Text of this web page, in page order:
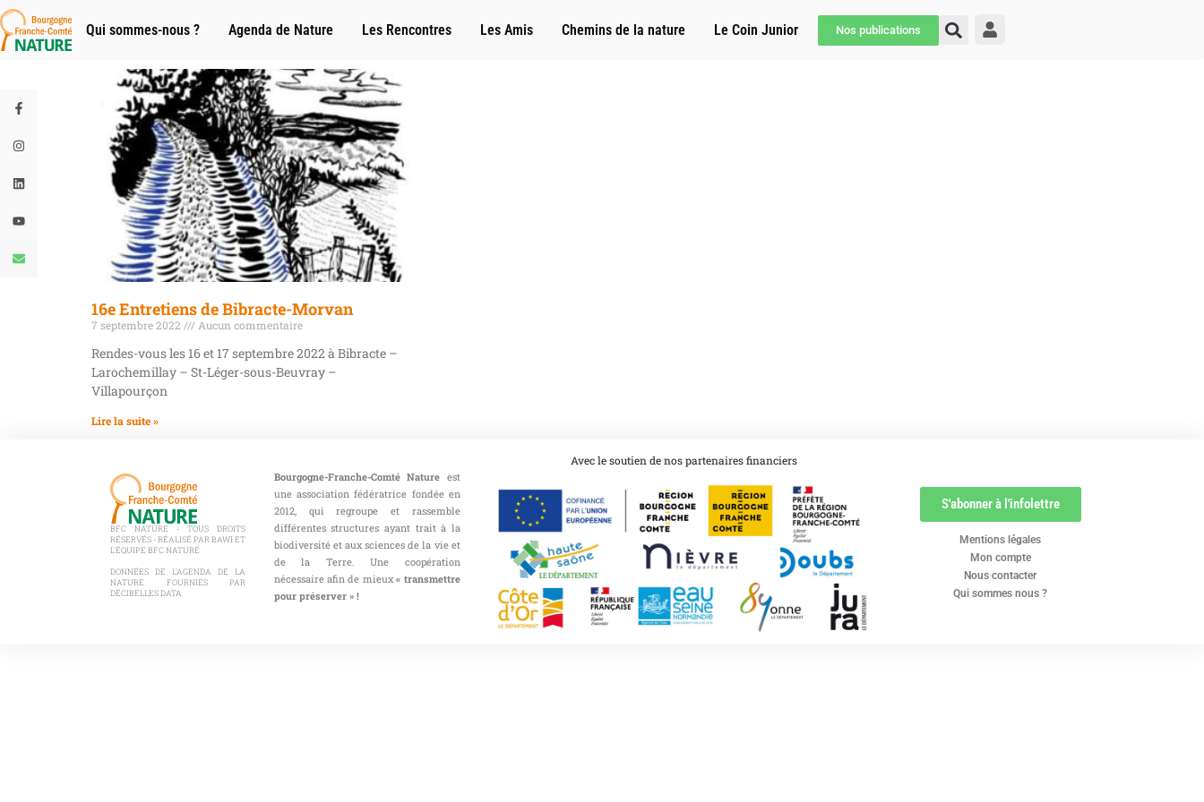
Qui sommes-nous ? Agenda de Nature Les Rencontres Les Amis Chemins de la nature Le Coin Junior Nos publications
16e Entretiens de Bibracte-Morvan
7 septembre 2022 Aucun commentaire
Rendes-vous les 16 et 17 septembre 2022 à Bibracte –
Larochemillay – St-Léger-sous-Beuvray –
Villapourçon
Lire la suite »
BFC NATURE - TOUS DROITS
RÉSERVÉS - RÉALISÉ PAR BAWI ET
L'ÉQUIPE BFC NATURE
DONNÉES DE L'AGENDA DE LA
NATURE FOURNIES PAR
DÉCIBELLES DATA
Bourgogne-Franche-Comté Natureest
une association fédératrice fondée en
2012, qui regroupe et rassemble
différentes structures ayant trait à la
biodiversité et aux sciences de la vie et
de la Terre. Une coopération
nécessaire afin de mieux « transmettre
pour préserver » !
Avec le soutien de nos partenaires financiers
Mentions légales
Mon compte
Nous contacter
Qui sommes nous ?
S'abonner à l'infolettre